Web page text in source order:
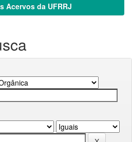
Acervos da UFRRJ